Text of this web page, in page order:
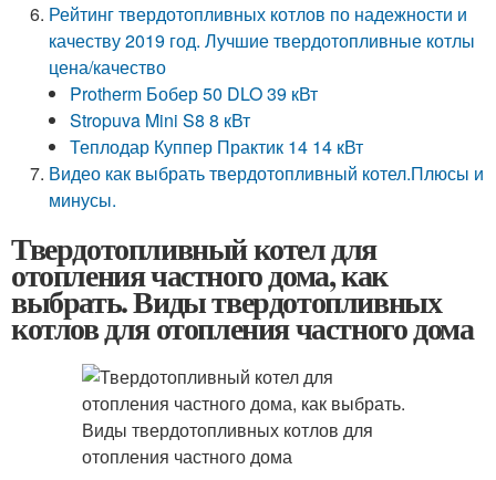
Рейтинг твердотопливных котлов по надежности и
качеству 2019 год. Лучшие твердотопливные котлы
цена/качество
Protherm Бобер 50 DLO 39 кВт
Stropuva Mini S8 8 кВт
Теплодар Куппер Практик 14 14 кВт
Видео как выбрать твердотопливный котел.Плюсы и
минусы.
Твердотопливный котел для
отопления частного дома, как
выбрать. Виды твердотопливных
котлов для отопления частного дома